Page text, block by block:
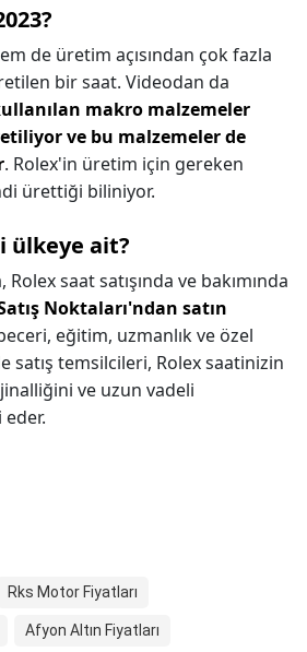
de üretim açısından çok fazla
bir saat. Videodan da
makro malzemeler
ve bu malzemeler de
. Rolex'in üretim için gereken
ürettiği biliniyor.
ülkeye ait?
saat satışında ve bakımında
Noktaları'ndan satın
eğitim, uzmanlık ve özel
satış temsilcileri, Rolex saatinizin
ve uzun vadeli
Rks Motor Fiyatları
Afyon Altın Fiyatları